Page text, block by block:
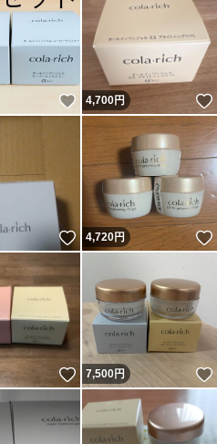
いいね！
4,700円
いいね！
4,720円
いいね！
7,500円